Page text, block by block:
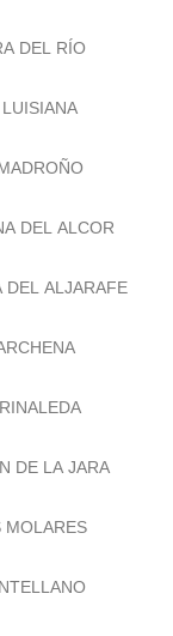
DEL RÍO
DEL ALCOR
DEL ALJARAFE
DE LA JARA
MOLARES